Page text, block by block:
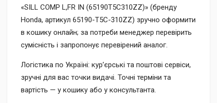
«SILL COMP L,FR IN (65190T5C310ZZ)» (бренду
Honda, артикул 65190-T5C-310ZZ) зручно оформити
в кошику онлайн; за потреби менеджер перевірить
сумісність і запропонує перевірений аналог.
Логістика по Україні: кур’єрські та поштові сервіси,
зручні для вас точки видачі. Точні терміни та
вартість — у кошику або у консультанта.